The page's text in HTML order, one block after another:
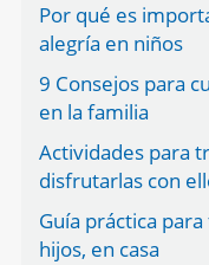
Por qué es
alegría en niños
9 Consejos para
en la familia
Actividades para
disfrutarlas con
Guía práctica
hijos, en casa